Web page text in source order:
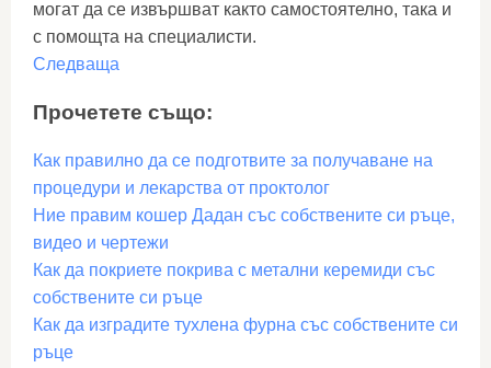
могат да се извършват както самостоятелно, така и
с помощта на специалисти.
Следваща
Прочетете също:
Как правилно да се подготвите за получаване на
процедури и лекарства от проктолог
Ние правим кошер Дадан със собствените си ръце,
видео и чертежи
Как да покриете покрива с метални керемиди със
собствените си ръце
Как да изградите тухлена фурна със собствените си
ръце